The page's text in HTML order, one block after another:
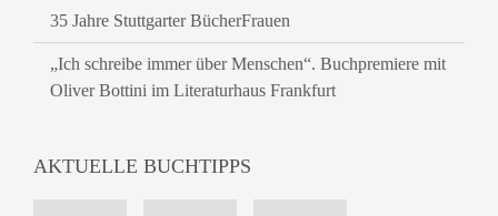
35 Jahre Stuttgarter BücherFrauen
„Ich schreibe immer über Menschen“. Buchpremiere mit
Oliver Bottini im Literaturhaus Frankfurt
AKTUELLE BUCHTIPPS